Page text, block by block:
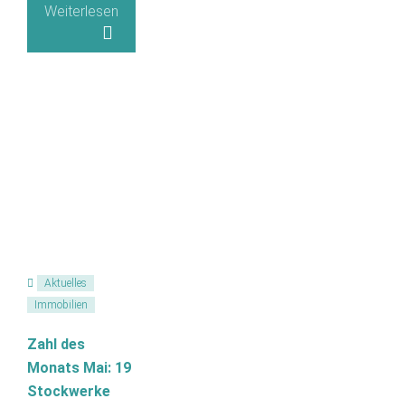
Weiterlesen
Aktuelles
Immobilien
Zahl des
Monats Mai: 19
Stockwerke